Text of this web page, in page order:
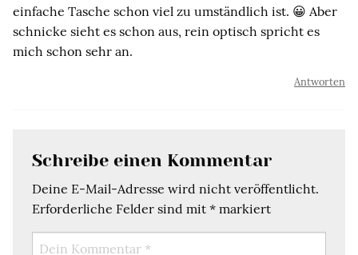
einfache Tasche schon viel zu umständlich ist. 😀 Aber
schnicke sieht es schon aus, rein optisch spricht es
mich schon sehr an.
Antworten
Schreibe einen Kommentar
Deine E-Mail-Adresse wird nicht veröffentlicht.
Erforderliche Felder sind mit * markiert